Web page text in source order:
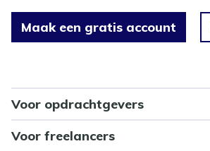
Maak een gratis account
Voor opdrachtgevers
Voor freelancers